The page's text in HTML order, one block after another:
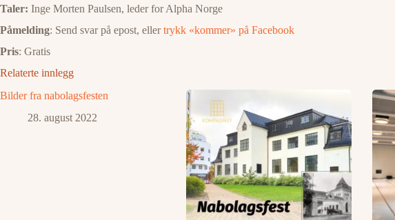
Taler: Inge Morten Paulsen, leder for Alpha Norge
Påmelding: Send svar på epost, ellertrykk «kommer» på Facebook
Pris: Gratis
Relaterte innlegg
Bilder fra nabolagsfesten
28. august 2022